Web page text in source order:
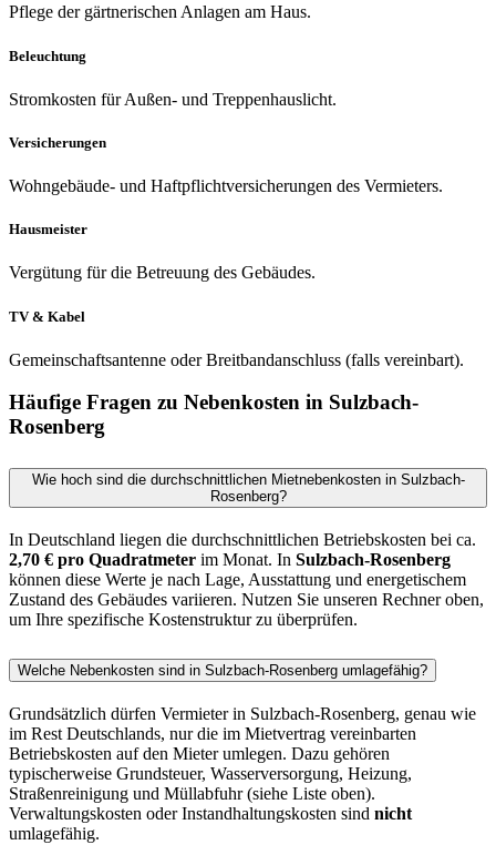
Pflege der gärtnerischen Anlagen am Haus.
Beleuchtung
Stromkosten für Außen- und Treppenhauslicht.
Versicherungen
Wohngebäude- und Haftpflichtversicherungen des Vermieters.
Hausmeister
Vergütung für die Betreuung des Gebäudes.
TV & Kabel
Gemeinschaftsantenne oder Breitbandanschluss (falls vereinbart).
Häufige Fragen zu Nebenkosten in Sulzbach-
Rosenberg
Wie hoch sind die durchschnittlichen Mietnebenkosten in Sulzbach-
Rosenberg?
In Deutschland liegen die durchschnittlichen Betriebskosten bei ca.
2,70 € pro Quadratmeter im Monat. In Sulzbach-Rosenberg
können diese Werte je nach Lage, Ausstattung und energetischem
Zustand des Gebäudes variieren. Nutzen Sie unseren Rechner oben,
um Ihre spezifische Kostenstruktur zu überprüfen.
Welche Nebenkosten sind in Sulzbach-Rosenberg umlagefähig?
Grundsätzlich dürfen Vermieter in Sulzbach-Rosenberg, genau wie
im Rest Deutschlands, nur die im Mietvertrag vereinbarten
Betriebskosten auf den Mieter umlegen. Dazu gehören
typischerweise Grundsteuer, Wasserversorgung, Heizung,
Straßenreinigung und Müllabfuhr (siehe Liste oben).
Verwaltungskosten oder Instandhaltungskosten sind nicht
umlagefähig.